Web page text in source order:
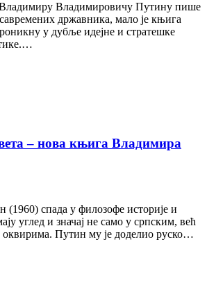
Владимировичу Путину пише
државника, мало је књига
у дубље идејне и стратешке
– нова књига Владимира
спада у филозофе историје и
углед и значај не само у српским, већ
Путин му је доделио руско…